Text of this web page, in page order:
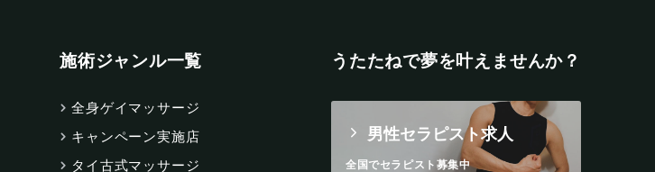
施術ジャンル一覧
全身ゲイマッサージ
キャンペーン実施店
タイ古式マッサージ
うたたねで夢を叶えませんか？
男性セラピスト求人
全国でセラピスト募集中